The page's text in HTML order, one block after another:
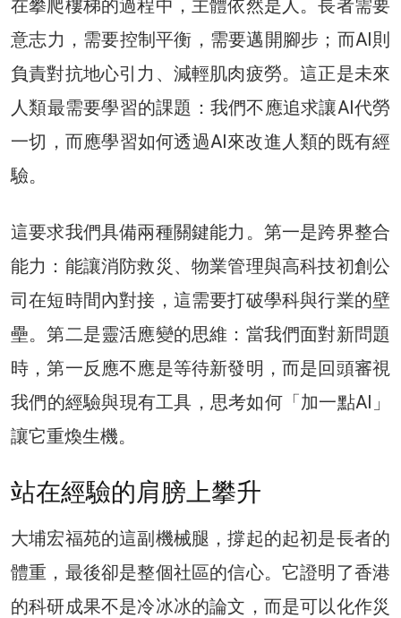
在攀爬樓梯的過程中，主體依然是人。長者需要
意志力，需要控制平衡，需要邁開腳步；而AI則
負責對抗地心引力、減輕肌肉疲勞。這正是未來
人類最需要學習的課題：我們不應追求讓AI代勞
一切，而應學習如何透過AI來改進人類的既有經
驗。
這要求我們具備兩種關鍵能力。第一是跨界整合
能力：能讓消防救災、物業管理與高科技初創公
司在短時間內對接，這需要打破學科與行業的壁
壘。第二是靈活應變的思維：當我們面對新問題
時，第一反應不應是等待新發明，而是回頭審視
我們的經驗與現有工具，思考如何「加一點AI」
讓它重煥生機。
站在經驗的肩膀上攀升
大埔宏福苑的這副機械腿，撐起的起初是長者的
體重，最後卻是整個社區的信心。它證明了香港
的科研成果不是冷冰冰的論文，而是可以化作災